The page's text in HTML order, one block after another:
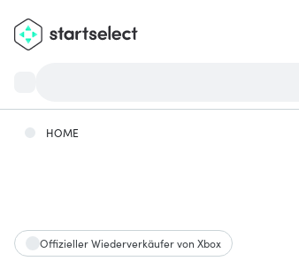
HOME
Offizieller Wiederverkäufer von Xbox